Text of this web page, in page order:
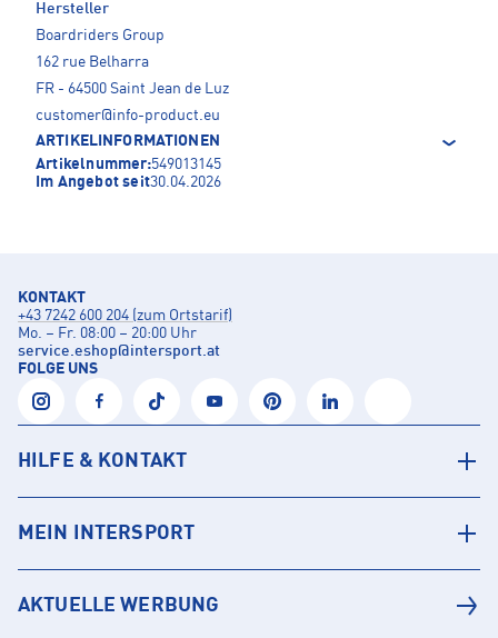
Hersteller
Boardriders Group
162 rue Belharra
FR - 64500 Saint Jean de Luz
customer@info-product.eu
ARTIKELINFORMATIONEN
Artikelnummer:549013145
Im Angebot seit30.04.2026
KONTAKT
+43 7242 600 204 (zum Ortstarif)
Mo. – Fr. 08:00 – 20:00 Uhr
service.eshop@intersport.at
FOLGE UNS
HILFE & KONTAKT
MEIN INTERSPORT
AKTUELLE WERBUNG